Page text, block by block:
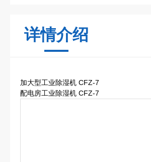
详情介绍
加大型工业除湿机 CFZ-7
配电房工业除湿机 CFZ-7